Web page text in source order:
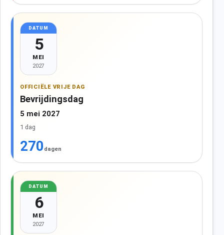
DATUM
5
MEI
2027
OFFICIËLE VRIJE DAG
Bevrijdingsdag
5 mei 2027
1 dag
270 dagen
DATUM
6
MEI
2027